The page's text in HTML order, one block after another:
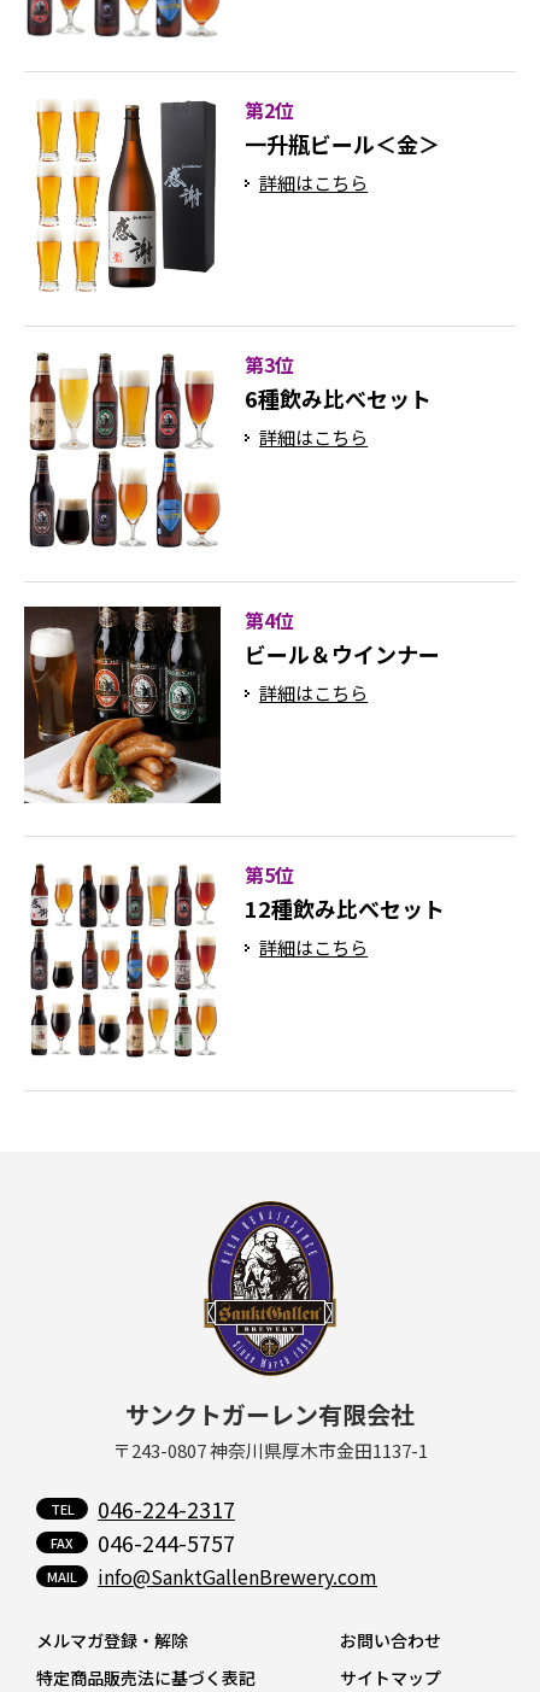
第2位
一升瓶ビール＜金＞
詳細はこちら
第3位
6種飲み比べセット
詳細はこちら
第4位
ビール＆ウインナー
詳細はこちら
第5位
12種飲み比べセット
詳細はこちら
サンクトガーレン有限会社
〒243-0807 神奈川県厚木市金田1137-1
046-224-2317
046-244-5757
info@SanktGallenBrewery.com
メルマガ登録・解除
お問い合わせ
特定商品販売法に基づく表記
サイトマップ